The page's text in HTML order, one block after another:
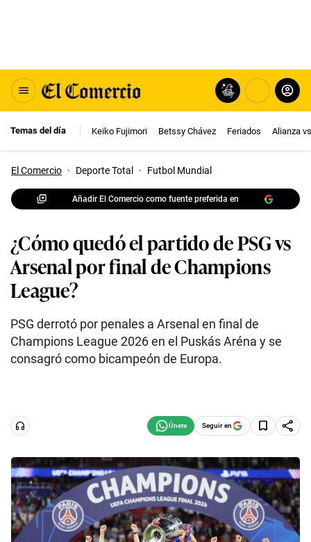
Temas del día Keiko Fujimori Betssy Chávez Feriados Alianza
El Comercio · Deporte Total · Futbol Mundial
Añadir El Comercio como fuente preferida en
¿Cómo quedó el partido de PSG vs
Arsenal por final de Champions
League?
PSG derrotó por penales a Arsenal en final de
Champions League 2026 en el Puskás Aréna y se
consagró como bicampeón de Europa.
Seguir en